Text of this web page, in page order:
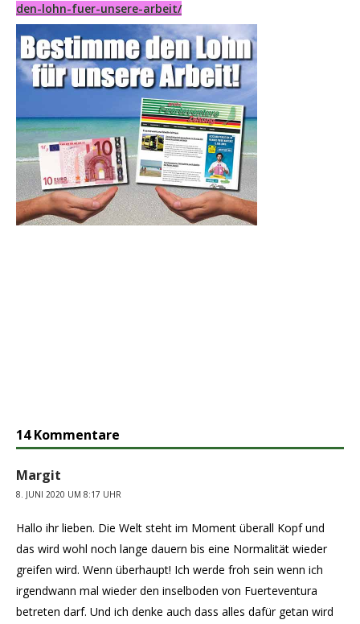
den-lohn-fuer-unsere-arbeit/
14 Kommentare
Margit
8. JUNI 2020 UM 8:17 UHR
Hallo ihr lieben. Die Welt steht im Moment überall Kopf und
das wird wohl noch lange dauern bis eine Normalität wieder
greifen wird. Wenn überhaupt! Ich werde froh sein wenn ich
irgendwann mal wieder den inselboden von Fuerteventura
betreten darf. Und ich denke auch dass alles dafür getan wird